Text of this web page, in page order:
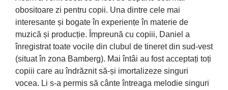
obositoare zi pentru copii. Una dintre cele mai
interesante și bogate în experiențe în materie de
muzică și producție. Împreună cu copiii, Daniel a
înregistrat toate vocile din clubul de tineret din sud-vest
(situat în zona Bamberg). Mai întâi au fost acceptați toți
copiii care au îndrăznit să-și imortalizeze singuri
vocea. Li s-a permis să cânte întreaga melodie singuri